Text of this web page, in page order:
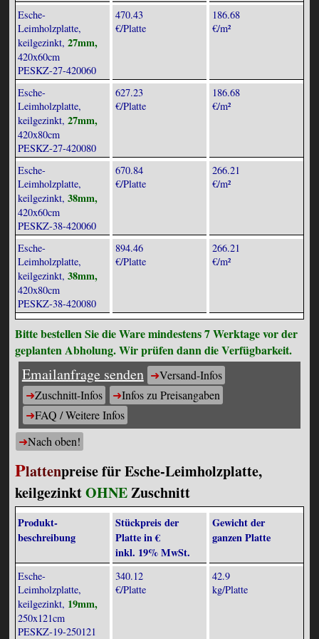
Esche-
Leimholzplatte,
keilgezinkt,27mm,
420x60cm
PESKZ-27-420060
470.43
€/Platte
186.68
€/m²
Esche-
Leimholzplatte,
keilgezinkt,27mm,
420x80cm
PESKZ-27-420080
627.23
€/Platte
186.68
€/m²
Esche-
Leimholzplatte,
keilgezinkt,38mm,
420x60cm
PESKZ-38-420060
670.84
€/Platte
266.21
€/m²
Esche-
Leimholzplatte,
keilgezinkt,38mm,
420x80cm
PESKZ-38-420080
894.46
€/Platte
266.21
€/m²
Bitte bestellen Sie die Ware mindestens 7 Werktage vor der
geplanten Abholung. Wir prüfen dann die Verfügbarkeit.
Emailanfrage senden
Versand-Infos
Zuschnitt-Infos
Infos zu Preisangaben
FAQ / Weitere Infos
Nach oben!
Plattenpreise für Esche-Leimholzplatte,
keilgezinktOHNEZuschnitt
Produkt­
beschreibung
Stückpreis der
Platte in €
inkl. 19% MwSt.
Gewicht der
ganzen Platte
Esche-
Leimholzplatte,
keilgezinkt, 19mm,
250x121cm
PESKZ-19-250121
340.12
€/Platte
42.9
kg/Platte